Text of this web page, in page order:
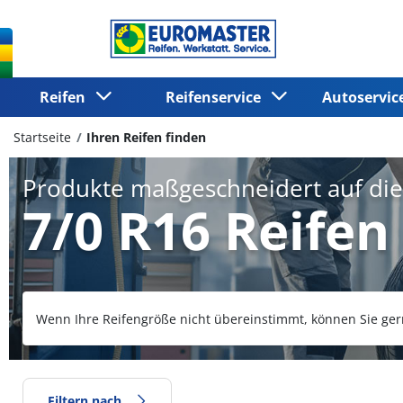
Reifen Reifenservice
Startseite Ihren Reifen finden
Produkte maßgeschneidert auf
7/0 R16 Reifen
Wenn Ihre Reifengröße nicht übereinstimmt, können Sie